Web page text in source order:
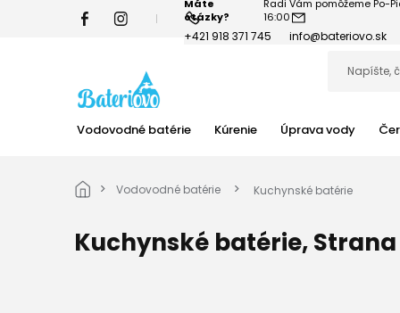
+421 918 371 745 info@bateriovo.sk
Vodovodné batérie Kúrenie Úprava vody
DomovVodovodné batérie Kuchynské batérie
Kuchynské batérie, Strana